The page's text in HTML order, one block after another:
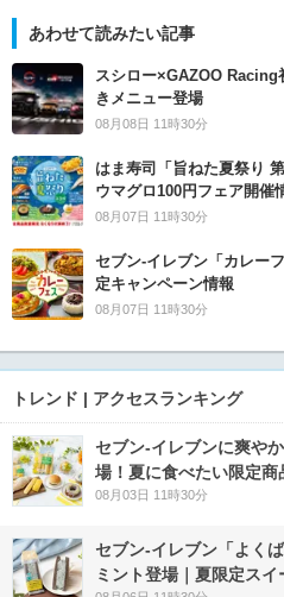
あわせて読みたい記事
スシロー×GAZOO Racing
きメニュー登場
08月08日 11時30分
はま寿司「旨ねた夏祭り
ウマグロ100円フェア開催
08月07日 11時30分
セブン‐イレブン「カレー
定キャンペーン情報
08月07日 11時30分
トレンド | アクセスランキング
セブン‐イレブンに爽や
場！夏に食べたい限定商
08月03日 11時30分
セブン‐イレブン「よく
ミント登場｜夏限定ス